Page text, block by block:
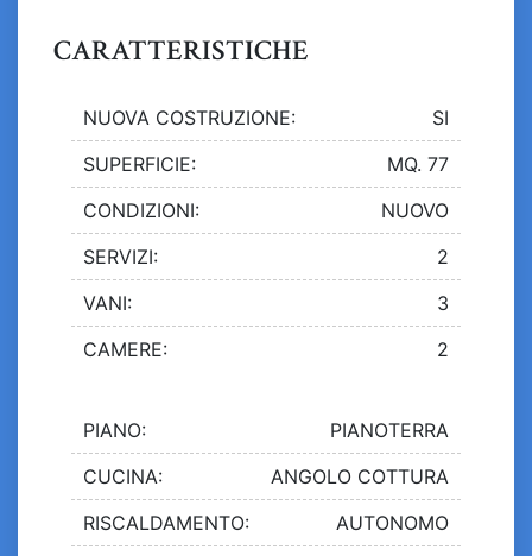
CARATTERISTICHE
NUOVA COSTRUZIONE:
SI
SUPERFICIE:
MQ. 77
CONDIZIONI:
NUOVO
SERVIZI:
2
VANI:
3
CAMERE:
2
PIANO:
PIANOTERRA
CUCINA:
ANGOLO COTTURA
RISCALDAMENTO:
AUTONOMO